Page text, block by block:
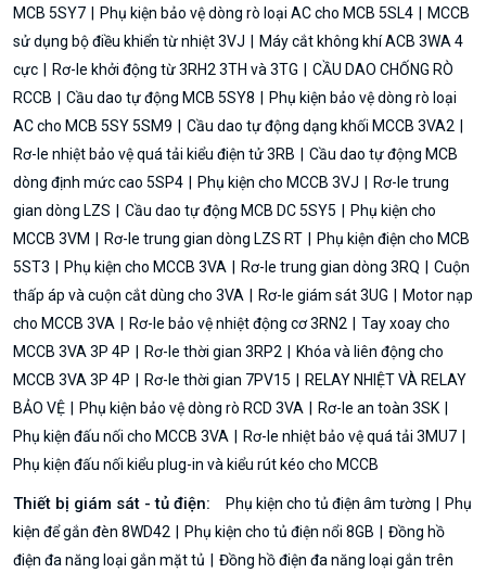
MCB 5SY7
Phụ kiện bảo vệ dòng rò loại AC cho MCB 5SL4
MCCB
sử dụng bộ điều khiển từ nhiệt 3VJ
Máy cắt không khí ACB 3WA 4
cực
Rơ-le khởi động từ 3RH2 3TH và 3TG
CẦU DAO CHỐNG RÒ
RCCB
Cầu dao tự động MCB 5SY8
Phụ kiện bảo vệ dòng rò loại
AC cho MCB 5SY 5SM9
Cầu dao tự động dạng khối MCCB 3VA2
Rơ-le nhiệt bảo vệ quá tải kiểu điện tử 3RB
Cầu dao tự động MCB
dòng định mức cao 5SP4
Phụ kiện cho MCCB 3VJ
Rơ-le trung
gian dòng LZS
Cầu dao tự động MCB DC 5SY5
Phụ kiện cho
MCCB 3VM
Rơ-le trung gian dòng LZS RT
Phụ kiện điện cho MCB
5ST3
Phụ kiện cho MCCB 3VA Rơ-le trung gian dòng 3RQ
Cuộn
thấp áp và cuộn cắt dùng cho 3VA
Rơ-le giám sát 3UG
Motor nạp
cho MCCB 3VA
Rơ-le bảo vệ nhiệt động cơ 3RN2
Tay xoay cho
MCCB 3VA 3P 4P
Rơ-le thời gian 3RP2
Khóa và liên động cho
MCCB 3VA 3P 4P
Rơ-le thời gian 7PV15
RELAY NHIỆT VÀ RELAY
BẢO VỆ
Phụ kiện bảo vệ dòng rò RCD 3VA
Rơ-le an toàn 3SK
Phụ kiện đấu nối cho MCCB 3VA
Rơ-le nhiệt bảo vệ quá tải 3MU7
Phụ kiện đấu nối kiểu plug-in và kiểu rút kéo cho MCCB
Thiết bị giám sát - tủ điện: Phụ kiện cho tủ điện âm tường
Phụ
kiện để gắn đèn 8WD42
Phụ kiện cho tủ điện nổi 8GB
Đồng hồ
điện đa năng loại gắn mặt tủ
Đồng hồ điện đa năng loại gắn trên